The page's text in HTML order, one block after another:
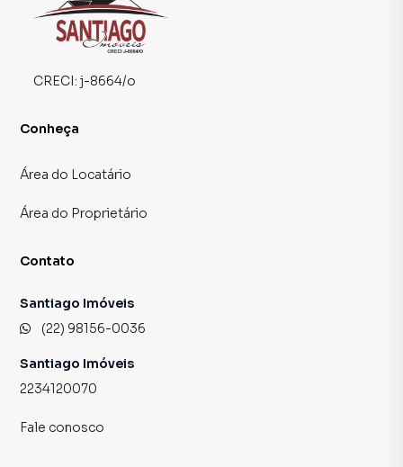
CRECI: j-8664/o
Conheça
Área do Locatário
Área do Proprietário
Contato
Santiago Imóveis
(22) 98156-0036
Santiago Imóveis
2234120070
Fale conosco